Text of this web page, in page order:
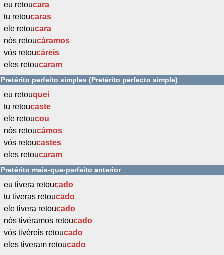
eu retoucara
tu retoucaras
ele retoucara
nós retoucáramos
vós retoucáreis
eles retoucaram
Pretérito perfeito simples (Pretérito perfecto simple)
eu retouquei
tu retoucaste
ele retoucou
nós retoucámos
vós retoucastes
eles retoucaram
Pretérito mais-que-perfeito anterior
eu tivera retoucado
tu tiveras retoucado
ele tivera retoucado
nós tivéramos retoucado
vós tivéreis retoucado
eles tiveram retoucado